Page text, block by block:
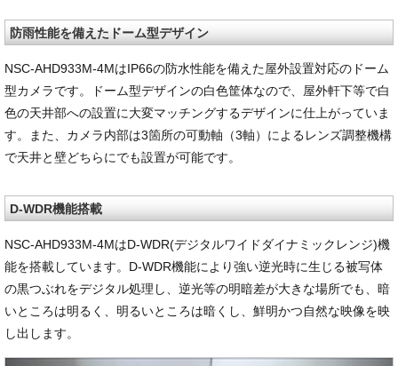
防雨性能を備えたドーム型デザイン
NSC-AHD933M-4MはIP66の防水性能を備えた屋外設置対応のドーム
型カメラです。ドーム型デザインの白色筐体なので、屋外軒下等で白
色の天井部への設置に大変マッチングするデザインに仕上がっていま
す。また、カメラ内部は3箇所の可動軸（3軸）によるレンズ調整機構
で天井と壁どちらにでも設置が可能です。
D-WDR機能搭載
NSC-AHD933M-4MはD-WDR(デジタルワイドダイナミックレンジ)機
能を搭載しています。D-WDR機能により強い逆光時に生じる被写体
の黒つぶれをデジタル処理し、逆光等の明暗差が大きな場所でも、暗
いところは明るく、明るいところは暗くし、鮮明かつ自然な映像を映
し出します。